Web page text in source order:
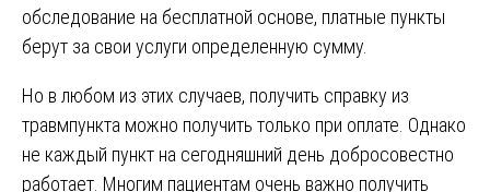
обследование на бесплатной основе, платные пункты
берут за свои услуги определенную сумму.
Но в любом из этих случаев, получить справку из
травмпункта можно получить только при оплате. Однако
не каждый пункт на сегодняшний день добросовестно
работает. Многим пациентам очень важно получить